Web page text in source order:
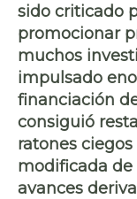
sido criticado
promocionar
muchos
impulsado
financiación
consiguió
ratones
modificada de
avances